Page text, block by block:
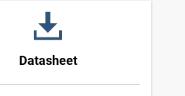
Datasheet